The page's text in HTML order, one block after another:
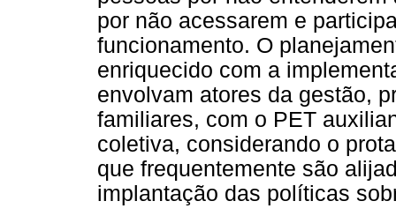
por não acessarem e
funcionamento. O
enriquecido com a
envolvam atores da gestão,
familiares, com o PET
coletiva, considerando o
que frequentemente são
implantação das políticas